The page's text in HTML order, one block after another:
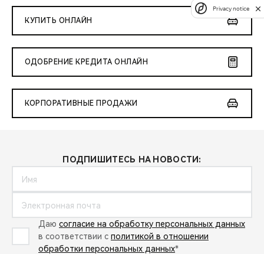
КУПИТЬ ОНЛАЙН
ОДОБРЕНИЕ КРЕДИТА ОНЛАЙН
КОРПОРАТИВНЫЕ ПРОДАЖИ
ПОДПИШИТЕСЬ НА НОВОСТИ:
Даю согласие на обработку персональных данных
в соответствии с политикой в отношении
обработки персональных данных*
Privacy notice